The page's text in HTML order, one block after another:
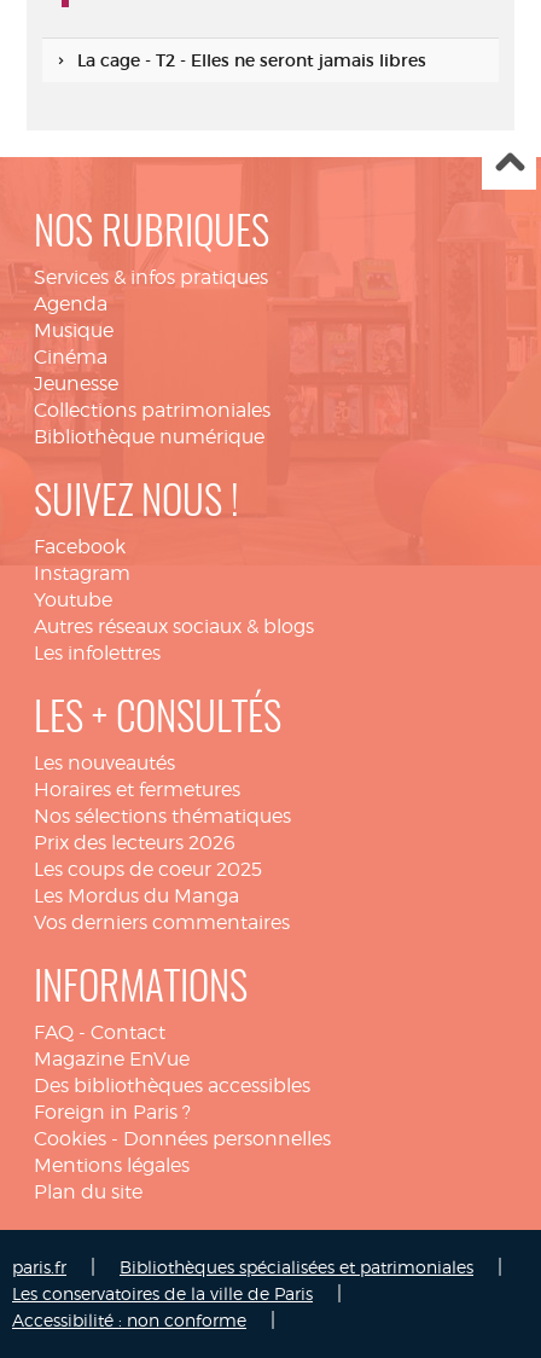
La cage - T2 - Elles ne seront jamais libres
NOS RUBRIQUES
Services & infos pratiques
Agenda
Musique
Cinéma
Jeunesse
Collections patrimoniales
Bibliothèque numérique
SUIVEZ NOUS !
Facebook
Instagram
Youtube
Autres réseaux sociaux & blogs
Les infolettres
LES + CONSULTÉS
Les nouveautés
Horaires et fermetures
Nos sélections thématiques
Prix des lecteurs 2026
Les coups de coeur 2025
Les Mordus du Manga
Vos derniers commentaires
INFORMATIONS
FAQ - Contact
Magazine EnVue
Des bibliothèques accessibles
Foreign in Paris ?
Cookies - Données personnelles
Mentions légales
Plan du site
paris.fr Bibliothèques spécialisées et patrimoniales
Les conservatoires de la ville de Paris
Accessibilité : non conforme